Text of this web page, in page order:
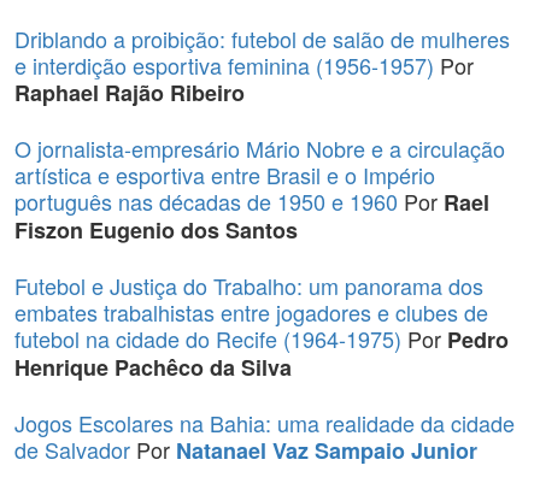
Driblando a proibição: futebol de salão de mulheres
e interdição esportiva feminina (1956-1957) Por
Raphael Rajão Ribeiro
O jornalista-empresário Mário Nobre e a circulação
artística e esportiva entre Brasil e o Império
português nas décadas de 1950 e 1960 Por Rael
Fiszon Eugenio dos Santos
Futebol e Justiça do Trabalho: um panorama dos
embates trabalhistas entre jogadores e clubes de
futebol na cidade do Recife (1964-1975) Por Pedro
Henrique Pachêco da Silva
Jogos Escolares na Bahia: uma realidade da cidade
de Salvador Por Natanael Vaz Sampaio Junior